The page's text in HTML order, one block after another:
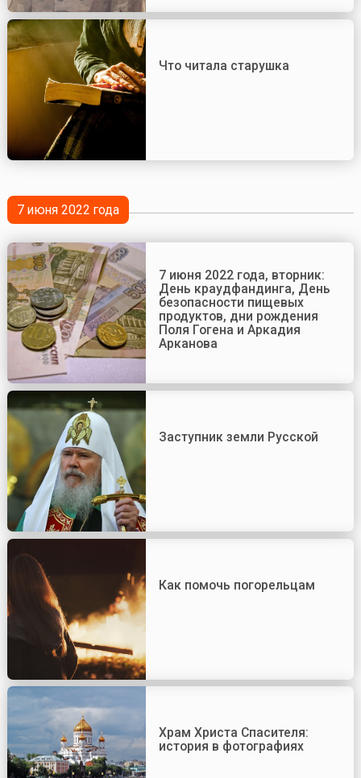
Что читала старушка
7 июня 2022 года
7 июня 2022 года, вторник:
День краудфандинга, День
безопасности пищевых
продуктов, дни рождения
Поля Гогена и Аркадия
Арканова
Заступник земли Русской
Как помочь погорельцам
Храм Христа Спасителя:
история в фотографиях